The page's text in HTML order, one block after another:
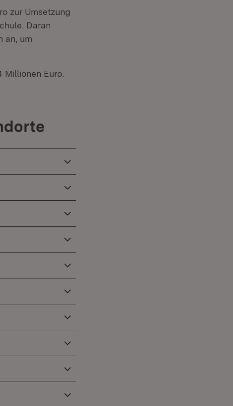
zur Umsetzung
Daran
an, um
Euro.